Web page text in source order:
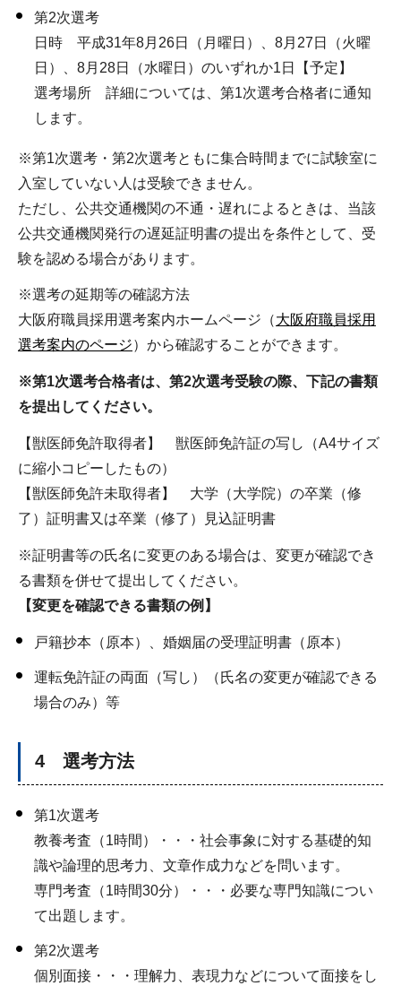
第2次選考
日時 平成31年8月26日（月曜日）、8月27日（火曜
日）、8月28日（水曜日）のいずれか1日【予定】
選考場所 詳細については、第1次選考合格者に通知
します。
※第1次選考・第2次選考ともに集合時間までに試験室に
入室していない人は受験できません。
ただし、公共交通機関の不通・遅れによるときは、当該
公共交通機関発行の遅延証明書の提出を条件として、受
験を認める場合があります。
※選考の延期等の確認方法
大阪府職員採用選考案内ホームページ（大阪府職員採用
選考案内のページ）から確認することができます。
※第1次選考合格者は、第2次選考受験の際、下記の書類
を提出してください。
【獣医師免許取得者】 獣医師免許証の写し（A4サイズ
に縮小コピーしたもの）
【獣医師免許未取得者】 大学（大学院）の卒業（修
了）証明書又は卒業（修了）見込証明書
※証明書等の氏名に変更のある場合は、変更が確認でき
る書類を併せて提出してください。
【変更を確認できる書類の例】
戸籍抄本（原本）、婚姻届の受理証明書（原本）
運転免許証の両面（写し）（氏名の変更が確認できる
場合のみ）等
4 選考方法
第1次選考
教養考査（1時間）・・・社会事象に対する基礎的知
識や論理的思考力、文章作成力などを問います。
専門考査（1時間30分）・・・必要な専門知識につい
て出題します。
第2次選考
個別面接・・・理解力、表現力などについて面接をし